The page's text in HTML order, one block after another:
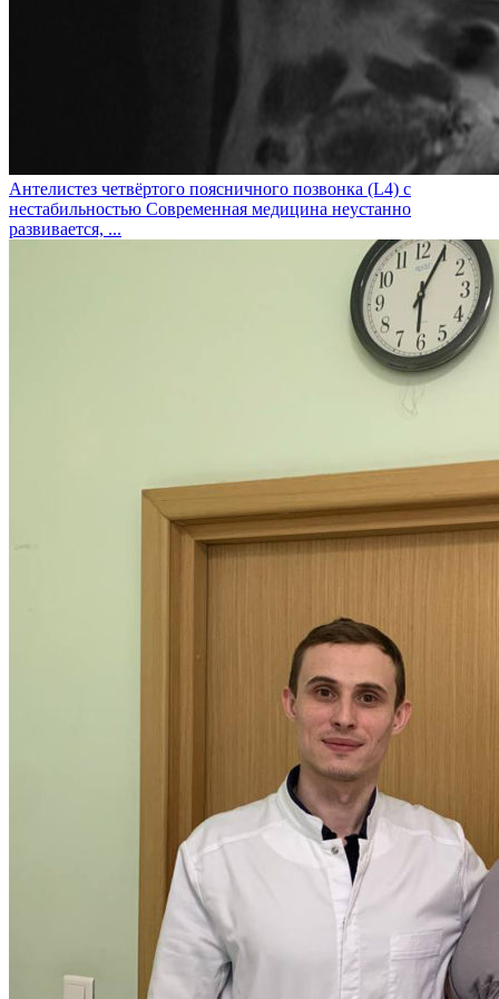
Антелистез четвёртого поясничного позвонка (L4) с
нестабильностью Современная медицина неустанно
развивается, ...